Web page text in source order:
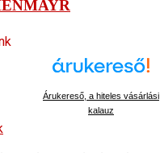
Árukereső, a hiteles vásárlási
kalauz